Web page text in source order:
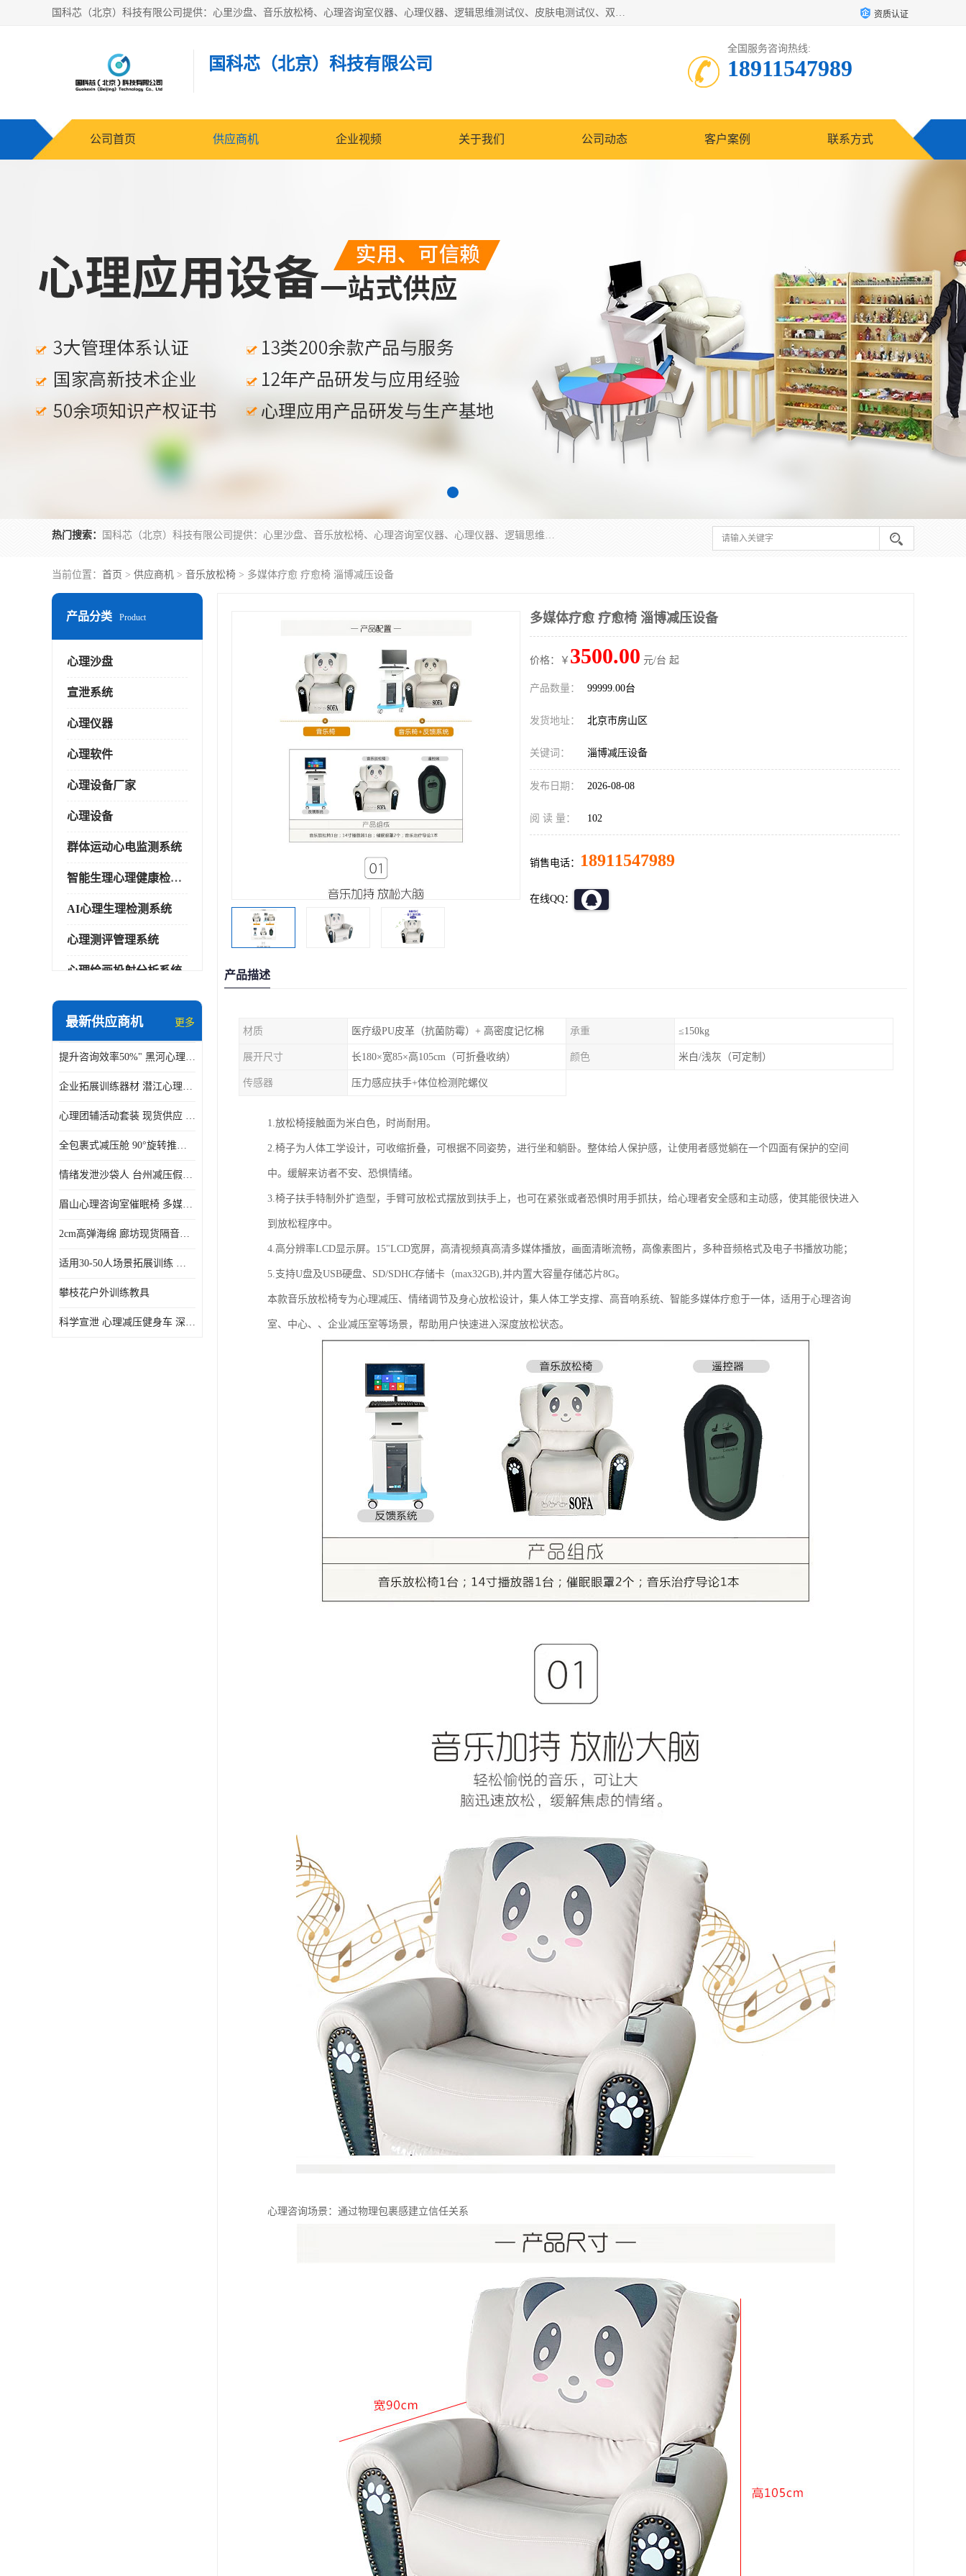
国科芯（北京）科技有限公司提供：心里沙盘、音乐放松椅、心理咨询室仪器、心理仪器、逻辑思维测试仪、皮肤电测试仪、双手协调器、双手协调测试仪、注意力集中测试仪等各种心理学仪器设备。 资质认证
国科芯（北京）科技有限公司
全国服务咨询热线:
18911547989
公司首页 供应商机 企业视频 关于我们 公司动态 客户案例 联系方式
热门搜索： 国科芯（北京）科技有限公司提供：心里沙盘、音乐放松椅、心理咨询室仪器、心理仪器、逻辑思维测试仪、皮肤电测试仪、双手协调器、双手协调测试仪、注意力集中测试仪等各种心理学仪器设备。
当前位置： 首页 > 供应商机 > 音乐放松椅 > 多媒体疗愈 疗愈椅 淄博减压设备
产品分类 Product
心理沙盘
宣泄系统
心理仪器
心理软件
心理设备厂家
心理设备
群体运动心电监测系统
智能生理心理健康检测系统
AI心理生理检测系统
心理测评管理系统
心理绘画投射分析系统
可变速催眠放松催眠套件
智能反馈训练系统
便携式生物反馈仪
最新供应商机 更多
提升咨询效率50%" 黑河心理沙盘系统
企业拓展训练器材 潜江心理训练教具带音乐套装 适用30-50人场景拓展训练
心理团辅活动套装 现货供应 安徽便携式铝合金教具箱
全包裹式减压舱 90°旋转推车 济源身心反馈系统价格
情绪发泄沙袋人 台州减压假人带底座 环保硅胶一体成型
眉山心理咨询室催眠椅 多媒体疗愈
2cm高弹海绵 廊坊现货隔音宣泄墙
适用30-50人场景拓展训练 泰州社区活动心理训练教具 校园素质拓展工具箱
攀枝花户外训练教具
科学宣泄 心理减压健身车 深圳心理咨询室智能心理减压动感单车
多媒体疗愈 疗愈椅 淄博减压设备
价格：￥ 3500.00 元/台 起
产品数量： 99999.00台
发货地址： 北京市房山区
关键词： 淄博减压设备
发布日期： 2026-08-08
阅 读 量： 102
销售电话： 18911547989
在线QQ：
产品描述
材质 医疗级PU皮革（抗菌防霉）+ 高密度记忆棉 承重 ≤150kg
展开尺寸 长180×宽85×高105cm（可折叠收纳） 颜色 米白/浅灰（可定制）
传感器 压力感应扶手+体位检测陀螺仪
1.放松椅接触面为米白色，时尚耐用。
2.椅子为人体工学设计，可收缩折叠，可根据不同姿势，进行坐和躺卧。整体给人保护感，让使用者感觉躺在一个四面有保护的空间
中。缓解来访者不安、恐惧情绪。
3.椅子扶手特制外扩造型，手臂可放松式摆放到扶手上，也可在紧张或者恐惧时用手抓扶，给心理者安全感和主动感，使其能很快进入
到放松程序中。
4.高分辨率LCD显示屏。15"LCD宽屏，高清视频真高清多媒体播放，画面清晰流畅，高像素图片，多种音频格式及电子书播放功能；
5.支持U盘及USB硬盘、SD/SDHC存储卡（max32GB),并内置大容量存储芯片8G。
本款音乐放松椅专为心理减压、情绪调节及身心放松设计，集人体工学支撑、高音响系统、智能多媒体疗愈于一体，适用于心理咨询
室、中心、、企业减压室等场景，帮助用户快速进入深度放松状态。
心理咨询场景：通过物理包裹感建立信任关系